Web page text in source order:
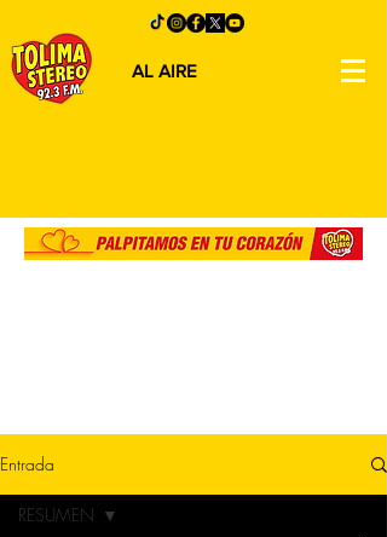
AL AIRE
Entrada
RESUMEN